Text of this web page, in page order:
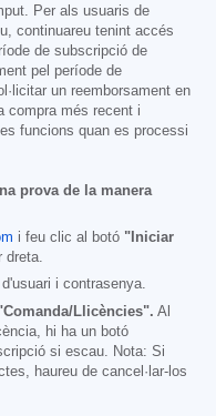
Per als usuaris de
continuareu tenint accés
de subscripció de
pel període de
un reemborsament en
compra més recent i
funcions quan es processi
prova de la manera
i feu clic al botó "Iniciar
dreta.
i contrasenya.
Llicències". Al
hi ha un botó
si escau. Nota: Si
haureu de cancel·lar-los